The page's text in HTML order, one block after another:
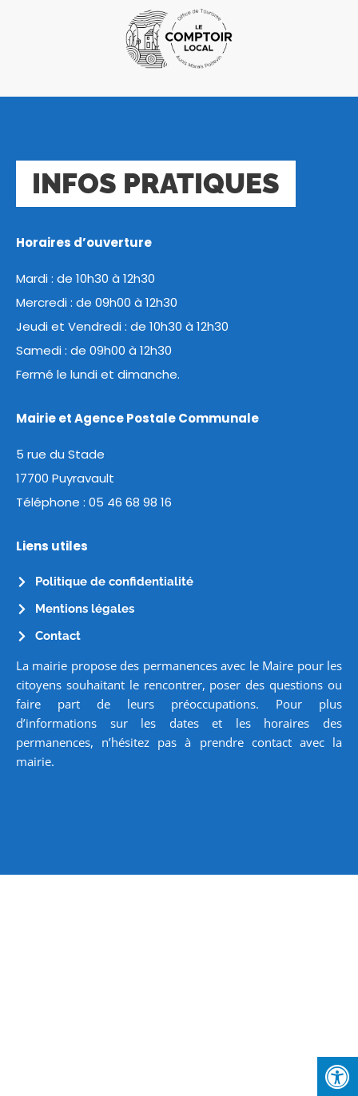
INFOS PRATIQUES
Horaires d’ouverture
Mardi : de 10h30 à 12h30
Mercredi : de 09h00 à 12h30
Jeudi et Vendredi : de 10h30 à 12h30
Samedi : de 09h00 à 12h30
Fermé le lundi et dimanche.
Mairie et Agence Postale Communale
5 rue du Stade
17700 Puyravault
Téléphone : 05 46 68 98 16
Liens utiles
Politique de confidentialité
Mentions légales
Contact
La mairie propose des permanences avec le Maire pour les
citoyens souhaitant le rencontrer, poser des questions ou
faire part de leurs préoccupations. Pour plus
d’informations sur les dates et les horaires des
permanences, n’hésitez pas à prendre contact avec la
mairie.